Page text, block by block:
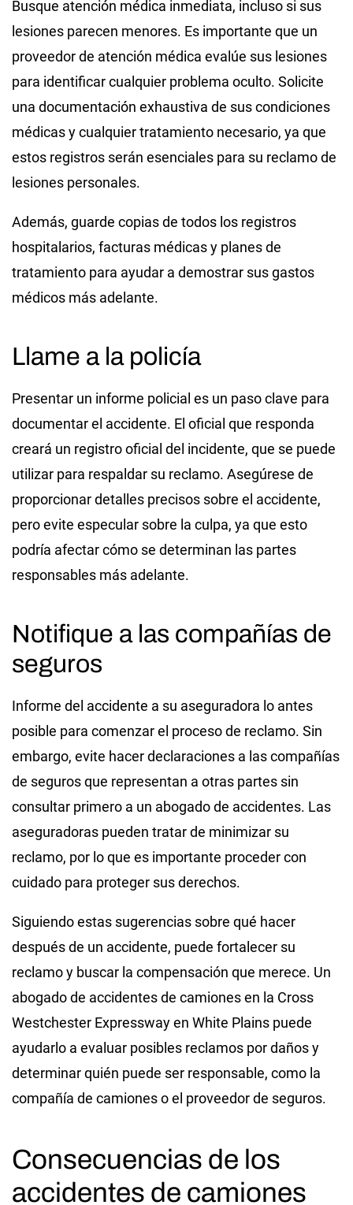
Busque atención médica inmediata, incluso si sus
lesiones parecen menores. Es importante que un
proveedor de atención médica evalúe sus lesiones
para identificar cualquier problema oculto. Solicite
una documentación exhaustiva de sus condiciones
médicas y cualquier tratamiento necesario, ya que
estos registros serán esenciales para su reclamo de
lesiones personales.
Además, guarde copias de todos los registros
hospitalarios, facturas médicas y planes de
tratamiento para ayudar a demostrar sus gastos
médicos más adelante.
Llame a la policía
Presentar un informe policial es un paso clave para
documentar el accidente. El oficial que responda
creará un registro oficial del incidente, que se puede
utilizar para respaldar su reclamo. Asegúrese de
proporcionar detalles precisos sobre el accidente,
pero evite especular sobre la culpa, ya que esto
podría afectar cómo se determinan las partes
responsables más adelante.
Notifique a las compañías de
seguros
Informe del accidente a su aseguradora lo antes
posible para comenzar el proceso de reclamo. Sin
embargo, evite hacer declaraciones a las compañías
de seguros que representan a otras partes sin
consultar primero a un abogado de accidentes. Las
aseguradoras pueden tratar de minimizar su
reclamo, por lo que es importante proceder con
cuidado para proteger sus derechos.
Siguiendo estas sugerencias sobre qué hacer
después de un accidente, puede fortalecer su
reclamo y buscar la compensación que merece. Un
abogado de accidentes de camiones en la Cross
Westchester Expressway en White Plains puede
ayudarlo a evaluar posibles reclamos por daños y
determinar quién puede ser responsable, como la
compañía de camiones o el proveedor de seguros.
Consecuencias de los
accidentes de camiones